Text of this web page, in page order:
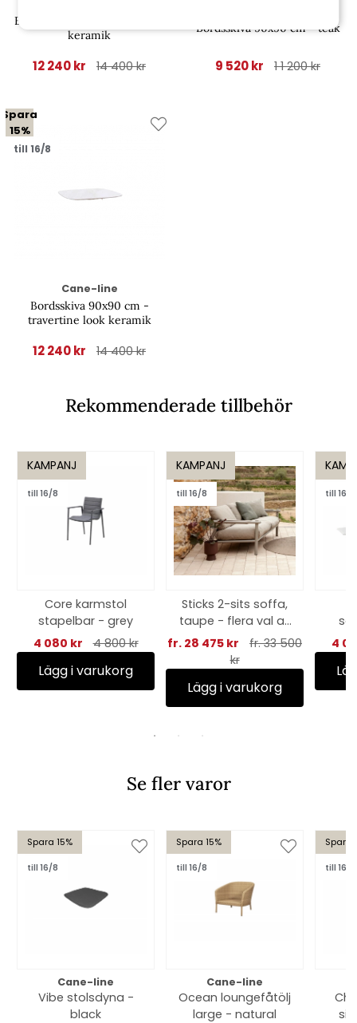
Bordsskiva 90x90 cm - taupe
keramik
12 240 kr 14 400 kr
Bordsskiva 90x90 cm - teak
9 520 kr 1 1 200 kr
Spara
15%
till 16/8
Cane-line
Bordsskiva 90x90 cm -
travertine look keramik
12 240 kr 14 400 kr
Rekommenderade tillbehör
KAMPANJ
till 16/8
Core karmstol
stapelbar - grey
4 080 kr
4 800 kr
Lägg i varukorg
KAMPANJ
till 16/8
Sticks 2-sits soffa,
taupe - flera val av
dyna
fr. 28 475 kr
fr. 33 500
kr
Lägg i varukorg
till 16/8
4
Se fler varor
Spara 15%
till 16/8
Cane-line
Vibe stolsdyna -
black
Spara 15%
till 16/8
Cane-line
Ocean loungefåtölj
large - natural
Spara
till 16/8